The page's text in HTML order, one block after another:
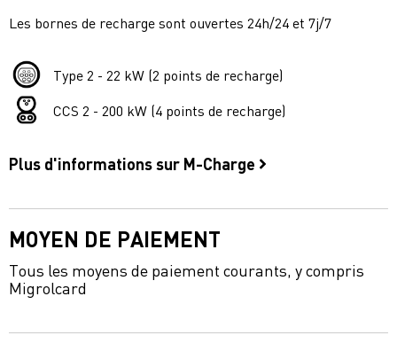
Les bornes de recharge sont ouvertes 24h/24 et 7j/7
Type 2 - 22 kW (2 points de recharge)
CCS 2 - 200 kW (4 points de recharge)
Plus d'informations sur M-Charge
MOYEN DE PAIEMENT
Tous les moyens de paiement courants, y compris
Migrolcard